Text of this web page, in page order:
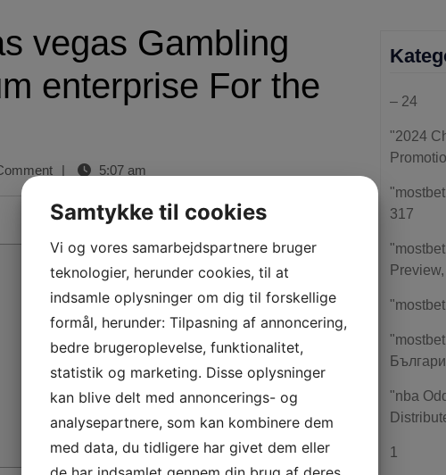
vegas Gambling
enterprise For the
| 5:07 am
– 24
"2024
317
"nba
1
Samtykke til cookies
Vi og vores samarbejdspartnere bruger
teknologier, herunder cookies, til at
indsamle oplysninger om dig til forskellige
formål, herunder: Tilpasning af annoncering,
bedre brugeroplevelse, funktionalitet,
statistik og marketing. Disse oplysninger
kan blive delt med annoncerings- og
analysepartnere, som kan kombinere dem
med data, du tidligere har givet dem eller